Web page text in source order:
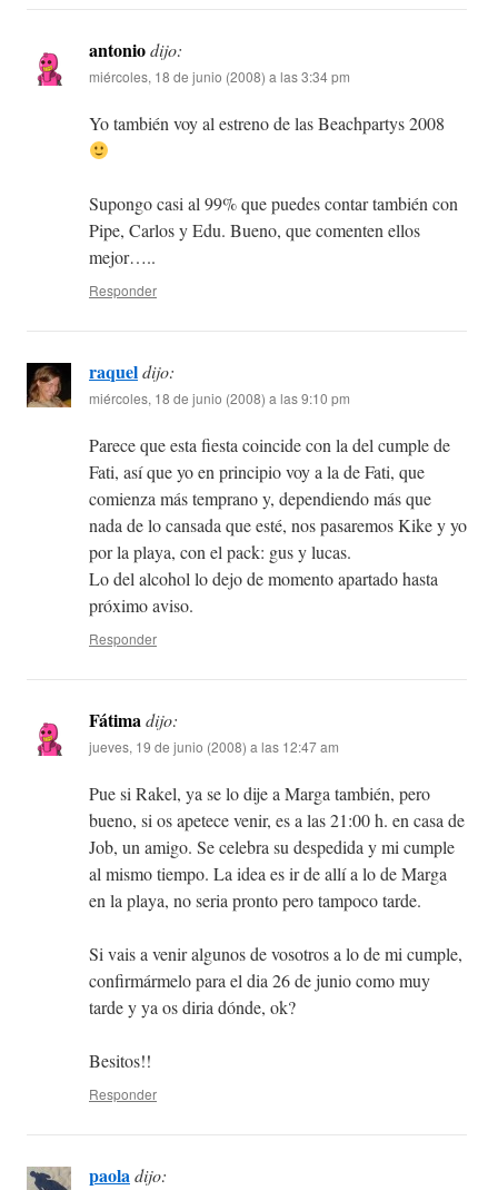
antoniodijo:
miércoles, 18 de junio (2008) a las 3:34 pm
Yo también voy al estreno de las Beachpartys 2008
Supongo casi al 99% que puedes contar también con
Pipe, Carlos y Edu. Bueno, que comenten ellos
mejor…..
Responder
raqueldijo:
miércoles, 18 de junio (2008) a las 9:10 pm
Parece que esta fiesta coincide con la del cumple de
Fati, así que yo en principio voy a la de Fati, que
comienza más temprano y, dependiendo más que
nada de lo cansada que esté, nos pasaremos Kike y yo
por la playa, con el pack: gus y lucas.
Lo del alcohol lo dejo de momento apartado hasta
próximo aviso.
Responder
Fátimadijo:
jueves, 19 de junio (2008) a las 12:47 am
Pue si Rakel, ya se lo dije a Marga también, pero
bueno, si os apetece venir, es a las 21:00 h. en casa de
Job, un amigo. Se celebra su despedida y mi cumple
al mismo tiempo. La idea es ir de allí a lo de Marga
en la playa, no seria pronto pero tampoco tarde.
Si vais a venir algunos de vosotros a lo de mi cumple,
confirmármelo para el dia 26 de junio como muy
tarde y ya os diria dónde, ok?
Besitos!!
Responder
paoladijo: